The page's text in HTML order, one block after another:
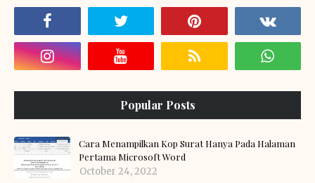
Popular Posts
Cara Menampilkan Kop Surat Hanya Pada Halaman
Pertama Microsoft Word
October 24, 2022